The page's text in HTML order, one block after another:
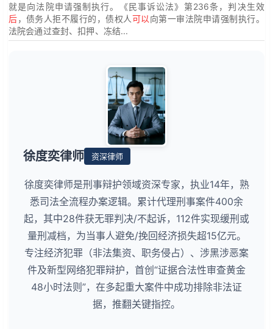
就是向法院申请强制执行。《民事诉讼法》第236条，判决生效
后，债务人拒不履行的，债权人可以 向第一审法院申请强制执行。
法院会通过查封、扣押、冻结...
徐度奕律师 资深律师
徐度奕律师是刑事辩护领域资深专家，执业14年，熟
悉司法全流程办案逻辑。累计代理刑事案件400余
起，其中28件获无罪判决/不起诉，112件实现缓刑或
量刑减档，为当事人避免/挽回经济损失超15亿元。
专注经济犯罪（非法集资、职务侵占）、涉黑涉恶案
件及新型网络犯罪辩护，首创“证据合法性审查黄金
48小时法则”，在多起重大案件中成功排除非法证
据，推翻关键指控。